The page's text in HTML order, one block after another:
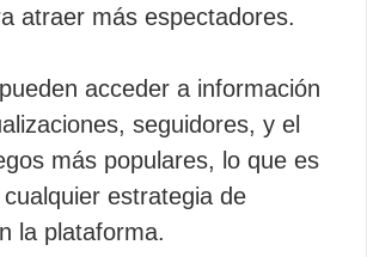
atraer más espectadores.
acceder a información
seguidores, y el
más populares, lo que es
estrategia de
la plataforma.